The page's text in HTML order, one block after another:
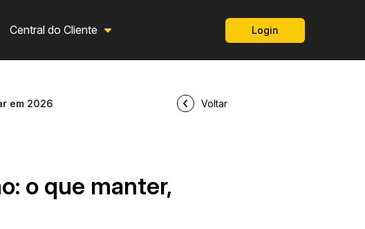
Central do Cliente Login
em 2026 Voltar
o que manter,